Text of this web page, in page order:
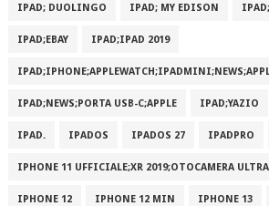
IPAD; DUOLINGO IPAD; MY EDISON
IPAD;EBAY IPAD;IPAD 2019
IPAD;NEWS;PORTA USB-C;APPLE IPAD;YAZIO
IPAD. IPADOS IPADOS 27 IPADPRO
IPHONE 11 UFFICIALE;XR 2019;OTOCAMERA
IPHONE 12 IPHONE 12 MIN IPHONE 13